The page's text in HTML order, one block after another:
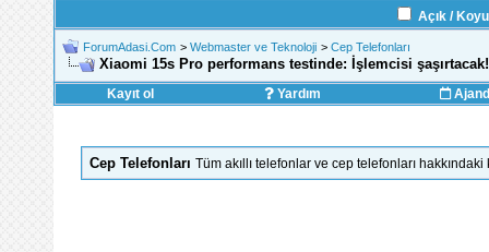
Açık /
ForumAdasi.Com > Webmaster ve Teknoloji > Cep Telefonları
Xiaomi 15s Pro performans testinde: İşlemcisi şaşırtacak!
Kayıt ol Yardım
Cep Telefonları Tüm akıllı telefonlar ve cep telefonları